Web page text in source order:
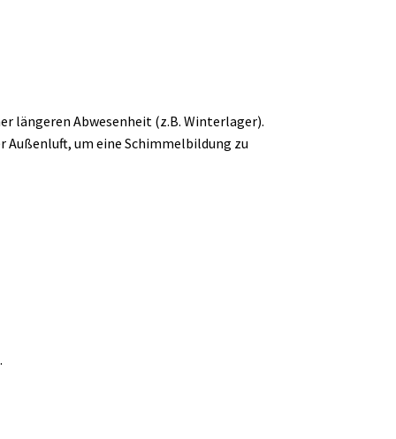
längeren Abwesenheit (z.B. Winterlager).
um eine Schimmelbildung zu